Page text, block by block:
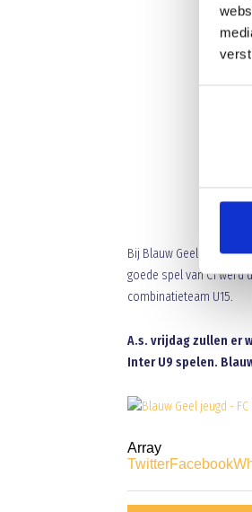
Bij Blauw Geel C1 was
goede spel van C1
combinatieteam U15.
A.s. vrijdag zullen er
Inter U9 spelen.
Array
TwitterFacebook